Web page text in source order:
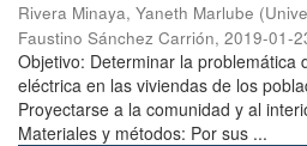
Rivera Minaya, Yaneth Marlube (
Faustino Sánchez Carrión, 2019-01-
Objetivo: Determinar la problemática
eléctrica en las viviendas de los
Proyectarse a la comunidad y al
Materiales y métodos: Por sus ...